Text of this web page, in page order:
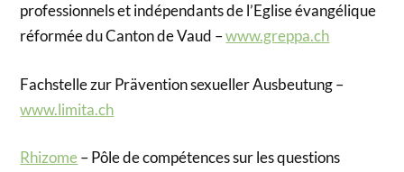
professionnels et indépendants de l’Eglise évangélique
réformée du Canton de Vaud –www.greppa.ch
Fachstelle zur Prävention sexueller Ausbeutung –
www.limita.ch
Rhizome– Pôle de compétences sur les questions